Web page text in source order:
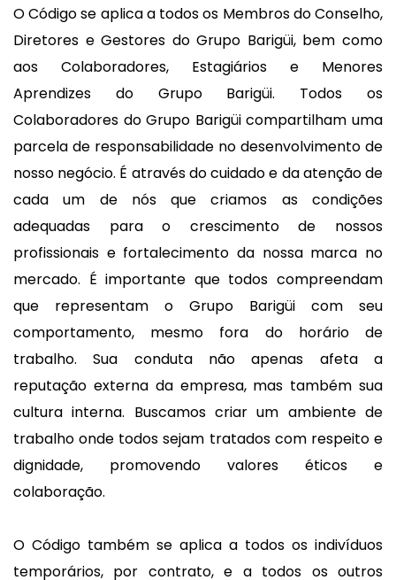
O Código se aplica a todos os Membros do Conselho,
Diretores e Gestores do Grupo Barigüi, bem como
aos Colaboradores, Estagiários e Menores
Aprendizes do Grupo Barigüi. Todos os
Colaboradores do Grupo Barigüi compartilham uma
parcela de responsabilidade no desenvolvimento de
nosso negócio. É através do cuidado e da atenção de
cada um de nós que criamos as condições
adequadas para o crescimento de nossos
profissionais e fortalecimento da nossa marca no
mercado. É importante que todos compreendam
que representam o Grupo Barigüi com seu
comportamento, mesmo fora do horário de
trabalho. Sua conduta não apenas afeta a
reputação externa da empresa, mas também sua
cultura interna. Buscamos criar um ambiente de
trabalho onde todos sejam tratados com respeito e
dignidade, promovendo valores éticos e
colaboração.
O Código também se aplica a todos os indivíduos
temporários, por contrato, e a todos os outros